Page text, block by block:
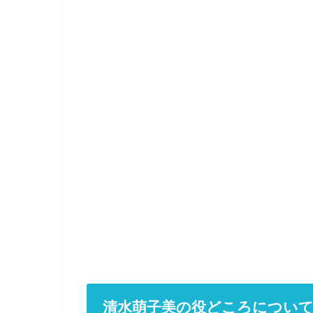
清水萌子美の役どころについて